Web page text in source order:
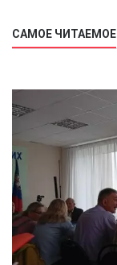
САМОЕ ЧИТАЕМОЕ